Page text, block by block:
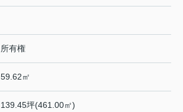
所有権
59.62㎡
139.45坪(461.00㎡)